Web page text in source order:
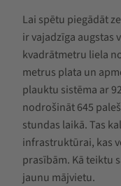
Lai spētu piegādāt
ir vajadzīga augstas
kvadrātmetru liela
metrus plata un
plauktu sistēma ar
nodrošināt 645
stundas laikā. Tas
infrastruktūrai, kas
prasībām. Kā teiktu
jaunu mājvietu.